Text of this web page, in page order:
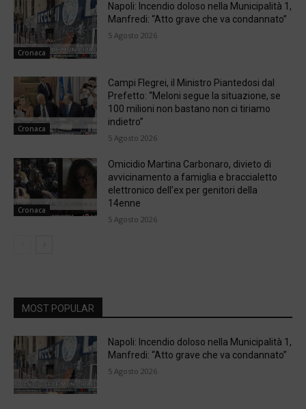
Cronaca
Napoli: Incendio doloso nella Municipalità 1,
Manfredi: “Atto grave che va condannato”
5 Agosto 2026
Cronaca
Campi Flegrei, il Ministro Piantedosi dal
Prefetto: “Meloni segue la situazione, se
100 milioni non bastano non ci tiriamo
indietro”
5 Agosto 2026
Cronaca
Omicidio Martina Carbonaro, divieto di
avvicinamento a famiglia e braccialetto
elettronico dell’ex per genitori della
14enne
5 Agosto 2026
MOST POPULAR
Napoli: Incendio doloso nella Municipalità 1,
Manfredi: “Atto grave che va condannato”
5 Agosto 2026